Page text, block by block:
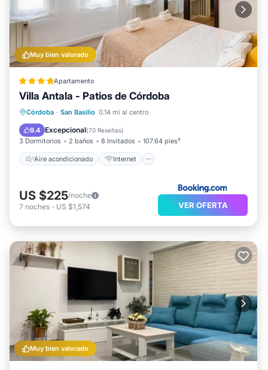
Muy bien valorado
Apartamento
Villa Antala - Patios de Córdoba
Córdoba · San Basilio 0.14 mi al centro
9.4 Excepcional(70 Reseñas)
3 Dormitorios 2 baños 8 Invitados 107.64 pies²
Aire acondicionado Internet
Aire acondicionado
Internet
Apto para niños
US $225/noche
7 noches - US $1,574 VER OFERTA
Muy bien valorado